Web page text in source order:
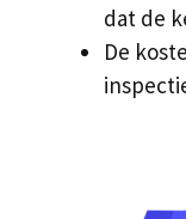
dat de
De